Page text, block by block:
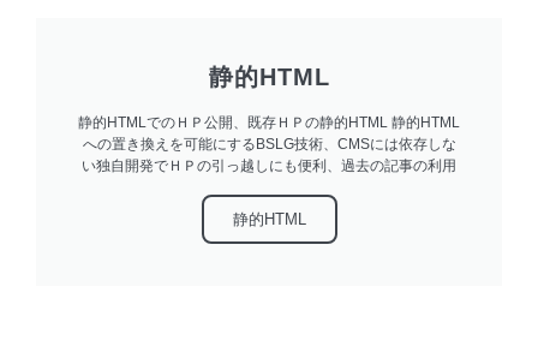
静的HTML
静的HTMLでのＨＰ公開、既存ＨＰの静的HTML 静的HTML
への置き換えを可能にするBSLG技術、CMSには依存しな
い独自開発でＨＰの引っ越しにも便利、過去の記事の利用
静的HTML